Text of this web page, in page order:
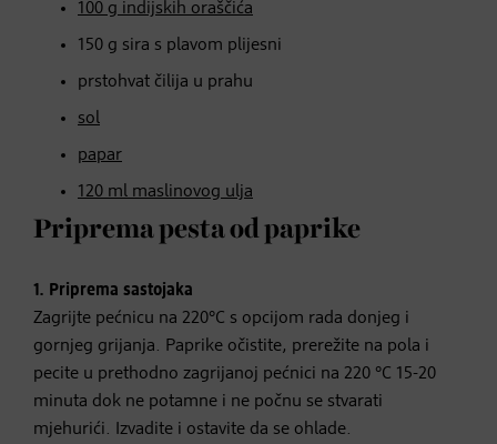
100 g indijskih oraščića
150 g sira s plavom plijesni
prstohvat čilija u prahu
sol
papar
120 ml maslinovog ulja
Priprema pesta od paprike
1. Priprema sastojaka
Zagrijte pećnicu na 220°C s opcijom rada donjeg i
gornjeg grijanja. Paprike očistite, prerežite na pola i
pecite u prethodno zagrijanoj pećnici na 220 °C 15-20
minuta dok ne potamne i ne počnu se stvarati
mjehurići. Izvadite i ostavite da se ohlade.